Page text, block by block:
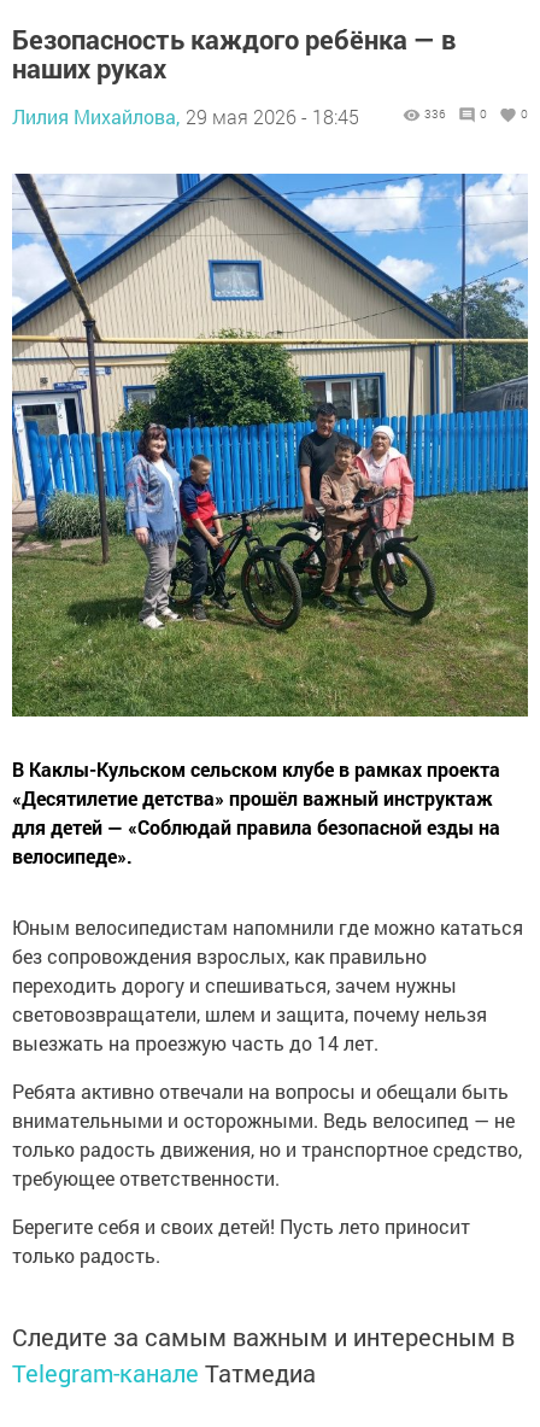
Безопасность каждого ребёнка — в
наших руках
Лилия Михайлова, 29 мая 2026 - 18:45 336 0 0
В Каклы-Кульском сельском клубе в рамках проекта
«Десятилетие детства» прошёл важный инструктаж
для детей — «Соблюдай правила безопасной езды на
велосипеде».
Юным велосипедистам напомнили где можно кататься
без сопровождения взрослых, как правильно
переходить дорогу и спешиваться, зачем нужны
световозвращатели, шлем и защита, почему нельзя
выезжать на проезжую часть до 14 лет.
Ребята активно отвечали на вопросы и обещали быть
внимательными и осторожными. Ведь велосипед — не
только радость движения, но и транспортное средство,
требующее ответственности.
Берегите себя и своих детей! Пусть лето приносит
только радость.
Следите за самым важным и интересным в
Telegram-канале Татмедиа